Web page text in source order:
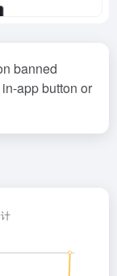
banned
app button or